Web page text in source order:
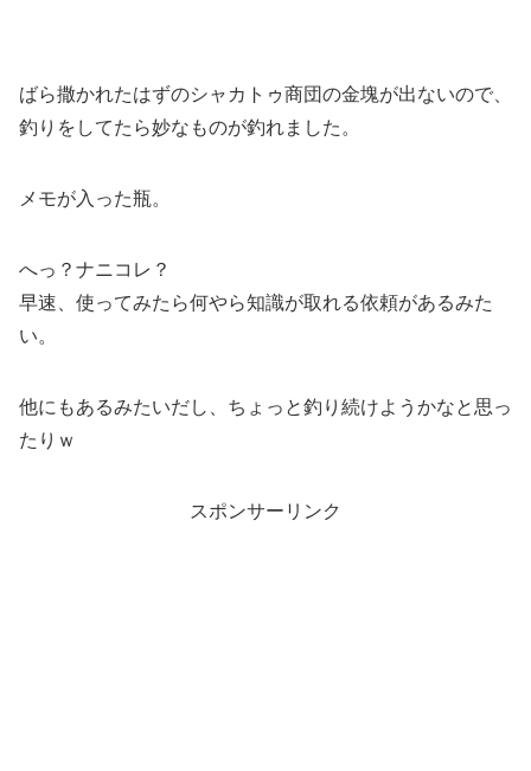
ばら撒かれたはずのシャカトゥ商団の金塊が出ないので、
釣りをしてたら妙なものが釣れました。
メモが入った瓶。
へっ？ナニコレ？
早速、使ってみたら何やら知識が取れる依頼があるみた
い。
他にもあるみたいだし、ちょっと釣り続けようかなと思っ
たりｗ
スポンサーリンク